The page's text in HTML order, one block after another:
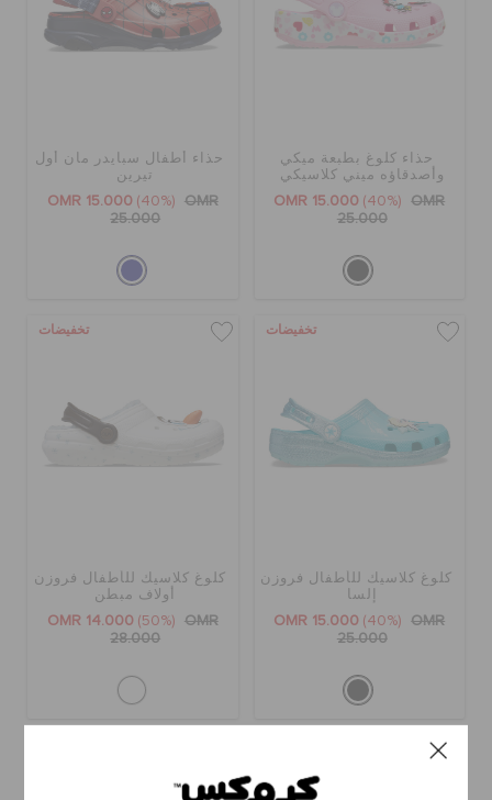
حذاء كلوغ بطبعة ميكي
وأصدقاؤه ميني كلاسيكي
OMR 15.000 (40%)
OMR
25.000
حذاء أطفال سبايدر مان أول
تيرين
OMR 15.000 (40%)
OMR
25.000
تخفيضات
كلوغ كلاسيك للأطفال فروزن
إلسا
OMR 15.000 (40%)
OMR
25.000
تخفيضات
كلوغ كلاسيك للأطفال فروزن
أولاف مبطن
OMR 14.000 (50%)
OMR
28.000